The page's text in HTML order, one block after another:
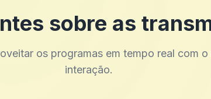
sobre as
os programas em tempo real com o
interação.